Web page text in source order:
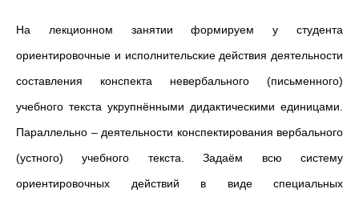
На лекционном занятии формируем у студента
ориентировочные и исполнительские действия деятельности
составления конспекта невербального (письменного)
учебного текста укрупнёнными дидактическими единицами.
Параллельно – деятельности конспектирования вербального
(устного) учебного текста. Задаём всю систему
ориентировочных действий в виде специальных